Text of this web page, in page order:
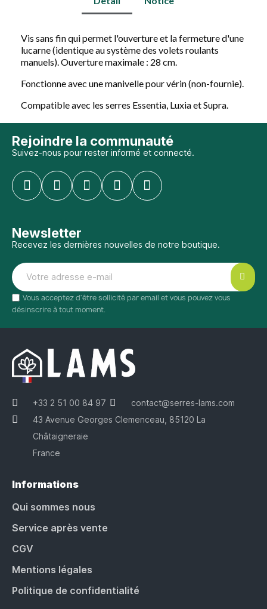
Vis sans fin qui permet l'ouverture et la fermeture d'une
lucarne (identique au système des volets roulants
manuels). Ouverture maximale : 28 cm.
Fonctionne avec une manivelle pour vérin (non-fournie).
Compatible avec les serres Essentia, Luxia et Supra.
Rejoindre la communauté
Suivez-nous pour rester informé et connecté.
Newsletter
Recevez les dernières nouvelles de notre boutique.
Vous acceptez d'être sollicité par email et vous pouvez vous
désinscrire à tout moment.
+33 2 51 00 84 97
contact@serres-lams.com
43 Avenue Georges Clemenceau, 85120 La
Châtaigneraie
France
Informations
Qui sommes nous
Service après vente
CGV
Mentions légales
Politique de confidentialité